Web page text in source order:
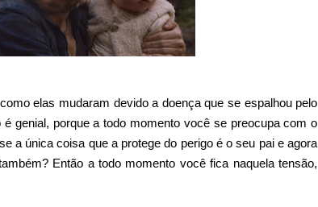
elas mudaram devido a doença que se espalhou pelo
genial, porque a todo momento você se preocupa com o
a única coisa que a protege do perigo é o seu pai e agora
Então a todo momento você fica naquela tensão,